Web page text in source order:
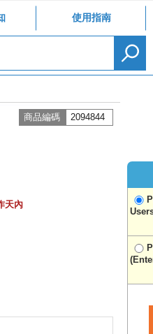
使用指南
商品編碼 2094844
天內